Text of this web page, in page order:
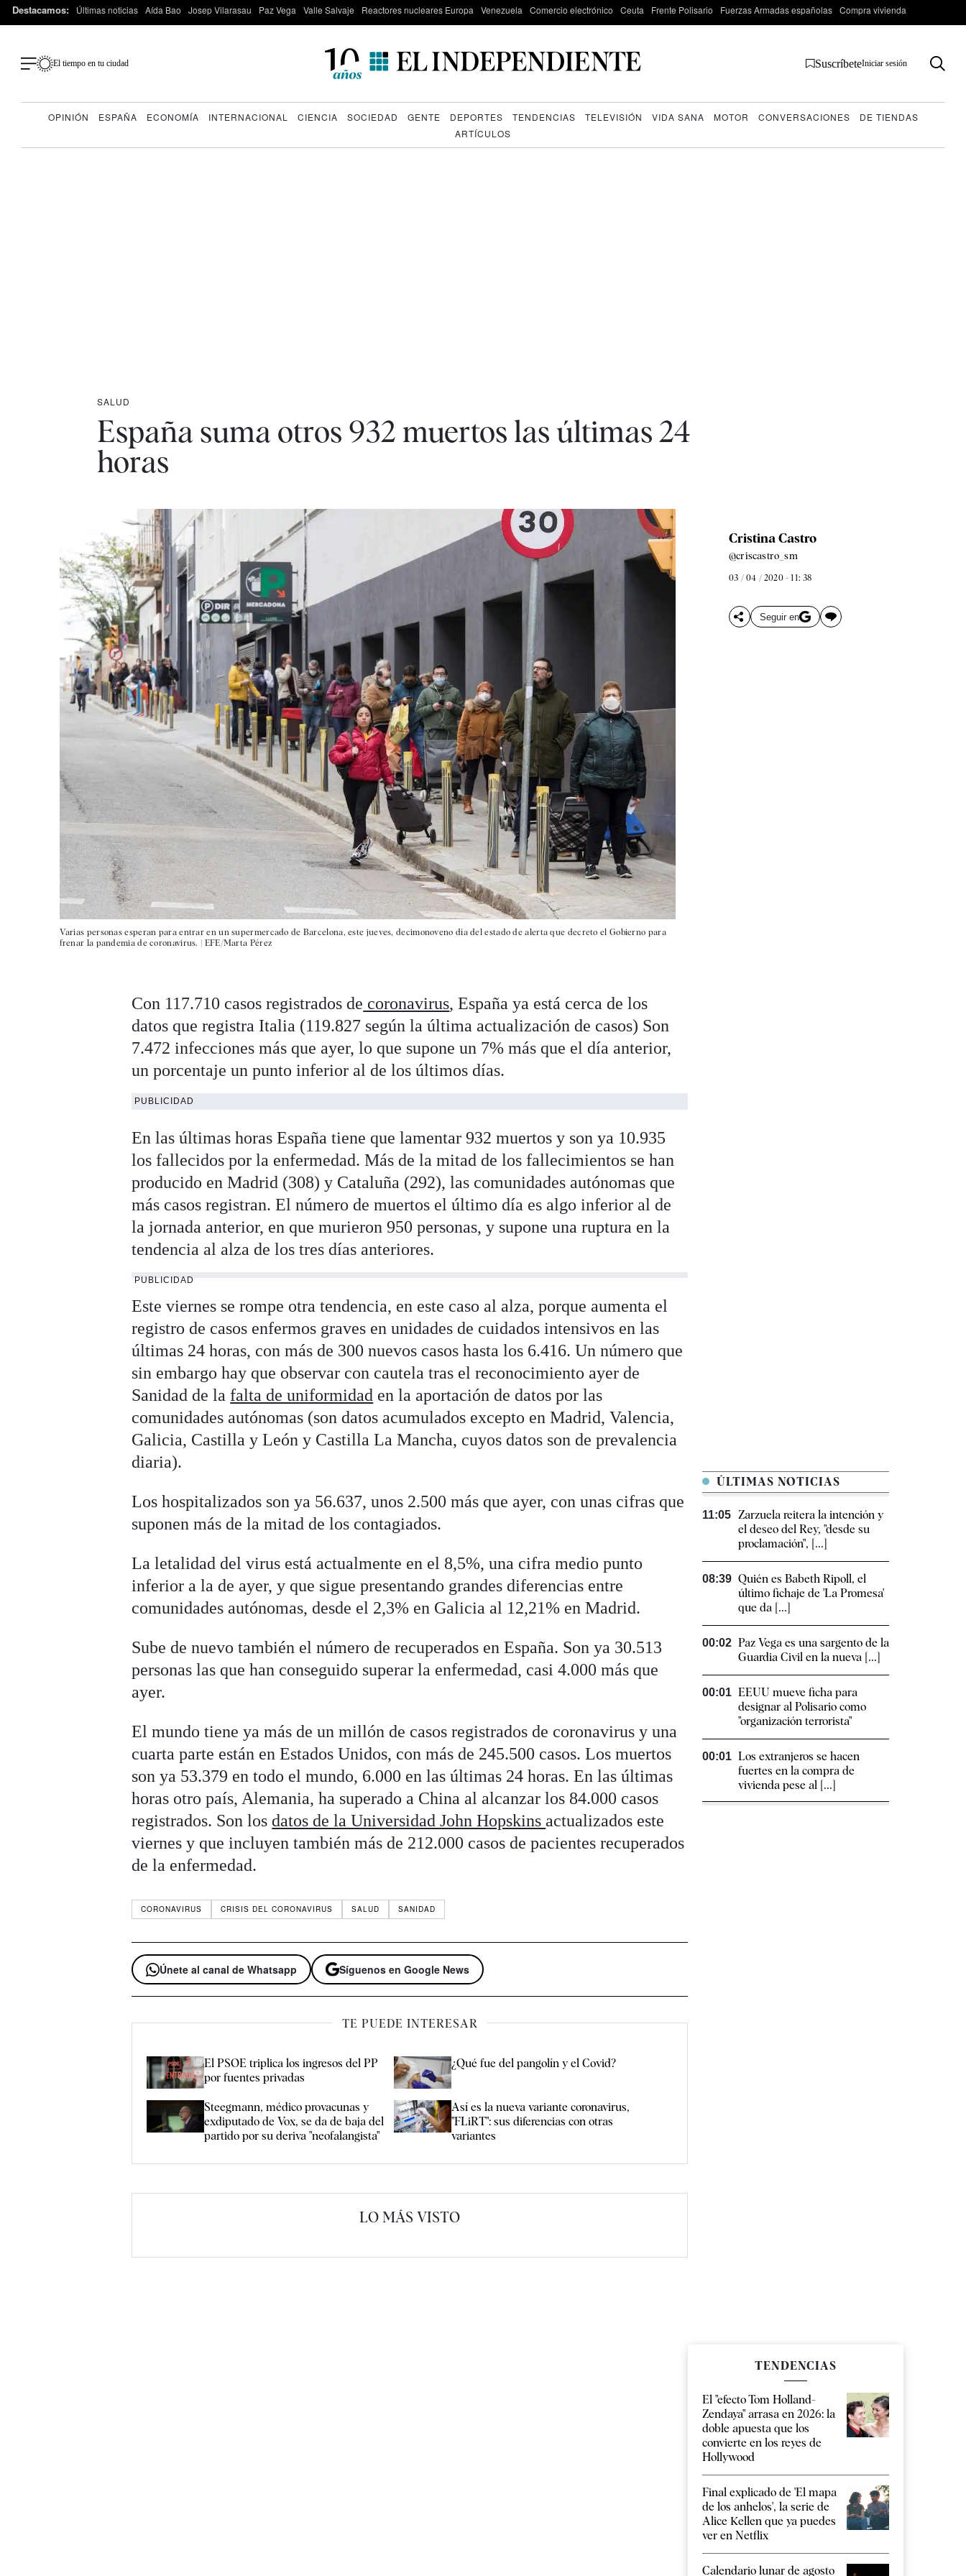
Destacamos: Últimas noticias Aída Bao Josep Vilarasau Paz Vega Valle Salvaje Reactores nucleares Europa Venezuela Comercio electrónico Ceuta Frente Polisario Fuerzas Armadas españolas Compra vivienda
El tiempo en tu ciudad SuscríbeteIniciar sesión
OPINIÓN ESPAÑA ECONOMÍA INTERNACIONAL CIENCIA SOCIEDAD GENTE DEPORTES TENDENCIAS TELEVISIÓN VIDA SANA MOTOR CONVERSACIONES
DE TIENDAS
ARTÍCULOS
SALUD
España suma otros 932 muertos las últimas 24
horas
Varias personas esperan para entrar en un supermercado de Barcelona, este jueves, decimonoveno día del estado de alerta que decreto el Gobierno para
frenar la pandemia de coronavirus. | EFE/Marta Pérez
Cristina Castro
@criscastro_sm
03 / 04 / 2020 - 11: 38
Seguir en
Con 117.710 casos registrados de coronavirus, España ya está cerca de los
datos que registra Italia (119.827 según la última actualización de casos) Son
7.472 infecciones más que ayer, lo que supone un 7% más que el día anterior,
un porcentaje un punto inferior al de los últimos días.
PUBLICIDAD
En las últimas horas España tiene que lamentar 932 muertos y son ya 10.935
los fallecidos por la enfermedad. Más de la mitad de los fallecimientos se han
producido en Madrid (308) y Cataluña (292), las comunidades autónomas que
más casos registran. El número de muertos el último día es algo inferior al de
la jornada anterior, en que murieron 950 personas, y supone una ruptura en la
tendencia al alza de los tres días anteriores.
PUBLICIDAD
Este viernes se rompe otra tendencia, en este caso al alza, porque aumenta el
registro de casos enfermos graves en unidades de cuidados intensivos en las
últimas 24 horas, con más de 300 nuevos casos hasta los 6.416. Un número que
sin embargo hay que observar con cautela tras el reconocimiento ayer de
Sanidad de lafalta de uniformidad en la aportación de datos por las
comunidades autónomas (son datos acumulados excepto en Madrid, Valencia,
Galicia, Castilla y León y Castilla La Mancha, cuyos datos son de prevalencia
diaria).
Los hospitalizados son ya 56.637, unos 2.500 más que ayer, con unas cifras que
suponen más de la mitad de los contagiados.
La letalidad del virus está actualmente en el 8,5%, una cifra medio punto
inferior a la de ayer, y que sigue presentando grandes diferencias entre
comunidades autónomas, desde el 2,3% en Galicia al 12,21% en Madrid.
Sube de nuevo también el número de recuperados en España. Son ya 30.513
personas las que han conseguido superar la enfermedad, casi 4.000 más que
ayer.
El mundo tiene ya más de un millón de casos registrados de coronavirus y una
cuarta parte están en Estados Unidos, con más de 245.500 casos. Los muertos
son ya 53.379 en todo el mundo, 6.000 en las últimas 24 horas. En las últimas
horas otro país, Alemania, ha superado a China al alcanzar los 84.000 casos
registrados. Son losdatos de la Universidad John Hopskins actualizados este
viernes y que incluyen también más de 212.000 casos de pacientes recuperados
de la enfermedad.
CORONAVIRUS CRISIS DEL CORONAVIRUS SALUD SANIDAD
Únete al canal de Whatsapp Síguenos en Google News
TE PUEDE INTERESAR
El PSOE triplica los ingresos del PP
por fuentes privadas
¿Qué fue del pangolín y el Covid?
Steegmann, médico provacunas y
exdiputado de Vox, se da de baja del
partido por su deriva "neofalangista"
Así es la nueva variante coronavirus,
"FLiRT": sus diferencias con otras
variantes
LO MÁS VISTO
ÚLTIMAS NOTICIAS
11:05 Zarzuela reitera la intención y
el deseo del Rey, "desde su
proclamación", [...]
08:39 Quién es Babeth Ripoll, el
último fichaje de 'La Promesa'
que da [...]
00:02 Paz Vega es una sargento de la
Guardia Civil en la nueva [...]
00:01 EEUU mueve ficha para
designar al Polisario como
"organización terrorista"
00:01 Los extranjeros se hacen
fuertes en la compra de
vivienda pese al [...]
TENDENCIAS
El "efecto Tom Holland-
Zendaya" arrasa en 2026: la
doble apuesta que los
convierte en los reyes de
Hollywood
Final explicado de 'El mapa
de los anhelos', la serie de
Alice Kellen que ya puedes
ver en Netflix
Calendario lunar de agosto